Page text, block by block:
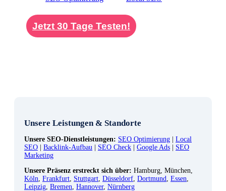
Jetzt 30 Tage Testen!
Unsere Leistungen & Standorte
Unsere SEO-Dienstleistungen: SEO Optimierung | Local
SEO | Backlink-Aufbau | SEO Check | Google Ads | SEO
Marketing
Unsere Präsenz erstreckt sich über: Hamburg, München,
Köln Frankfurt Stuttgart Düsseldorf Dortmund Essen
Leipzig Bremen Hannover, Nürnberg